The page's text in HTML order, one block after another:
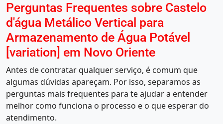
Perguntas Frequentes sobre Castelo
d'água Metálico Vertical para
Armazenamento de Água Potável
[variation] em Novo Oriente
Antes de contratar qualquer serviço, é comum que
algumas dúvidas apareçam. Por isso, separamos as
perguntas mais frequentes para te ajudar a entender
melhor como funciona o processo e o que esperar do
atendimento.